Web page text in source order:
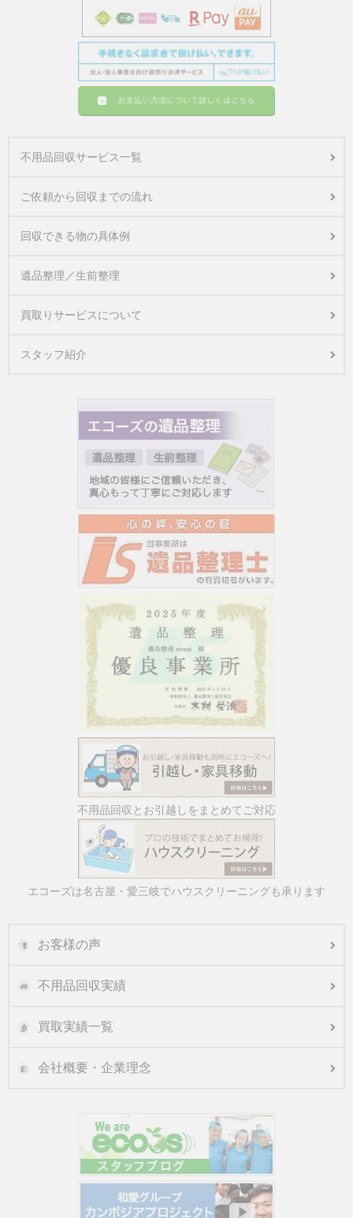
不用品回収サービス一覧
ご依頼から回収までの流れ
回収できる物の具体例
遺品整理／生前整理
買取りサービスについて
スタッフ紹介
不用品回収とお引越しをまとめてご対応
エコーズは名古屋・愛三岐でハウスクリーニングも承ります
お客様の声
不用品回収実績
買取実績一覧
会社概要・企業理念